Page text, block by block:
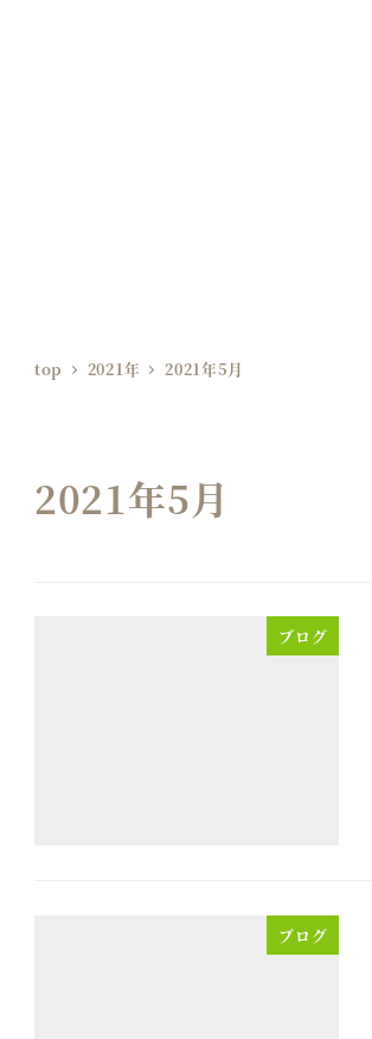
top 2021年 2021年5月
2021年5月
ブログ
ブログ